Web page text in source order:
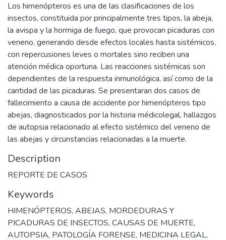
Los himenópteros es una de las clasificaciones de los
insectos, constituida por principalmente tres tipos, la abeja,
la avispa y la hormiga de fuego, que provocan picaduras con
veneno, generando desde efectos locales hasta sistémicos,
con repercusiones leves o mortales sino reciben una
atención médica oportuna. Las reacciones sistémicas son
dependientes de la respuesta inmunológica, así como de la
cantidad de las picaduras. Se presentaran dos casos de
fallecimiento a causa de accidente por himenópteros tipo
abejas, diagnosticados por la historia médicolegal, hallazgos
de autopsia relacionado al efecto sistémico del veneno de
las abejas y circunstancias relacionadas a la muerte.
Description
REPORTE DE CASOS
Keywords
HIMENÓPTEROS, ABEJAS, MORDEDURAS Y
PICADURAS DE INSECTOS, CAUSAS DE MUERTE,
AUTOPSIA, PATOLOGÍA FORENSE, MEDICINA LEGAL,